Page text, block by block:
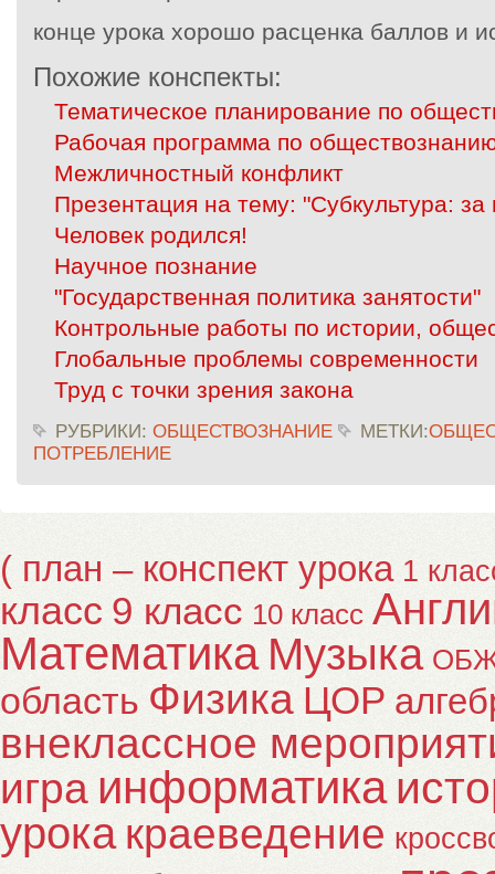
конце урока хорошо расценка баллов и
Похожие конспекты:
Тематическое планирование по
Рабочая программа по
Межличностный конфликт
Презентация на тему: "Субкультура: за
Человек родился!
Научное познание
"Государственная политика занятости"
Контрольные работы по истории,
Глобальные проблемы современности
Труд с точки зрения закона
РУБРИКИ: ОБЩЕСТВОЗНАНИЕ МЕТКИ:
ПОТРЕБЛЕНИЕ
( план – конспект урока 1
класс 9 класс 10 класс
Математика Музыка
область Физика ЦОР
внеклассное
игра информатика
урока краеведение